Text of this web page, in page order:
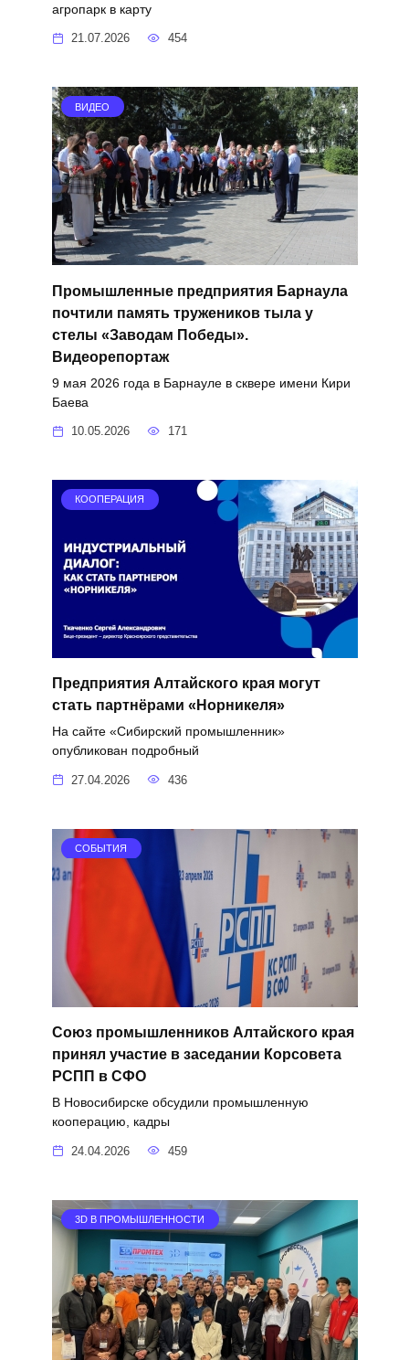
агропарк в карту
21.07.2026 454
ВИДЕО
Промышленные предприятия Барнаула
почтили память тружеников тыла у
стелы «Заводам Победы».
Видеорепортаж
9 мая 2026 года в Барнауле в сквере имени Кири
Баева
10.05.2026 171
КООПЕРАЦИЯ
Предприятия Алтайского края могут
стать партнёрами «Норникеля»
На сайте «Сибирский промышленник»
опубликован подробный
27.04.2026 436
СОБЫТИЯ
Союз промышленников Алтайского края
принял участие в заседании Корсовета
РСПП в СФО
В Новосибирске обсудили промышленную
кооперацию, кадры
24.04.2026 459
3D В ПРОМЫШЛЕННОСТИ